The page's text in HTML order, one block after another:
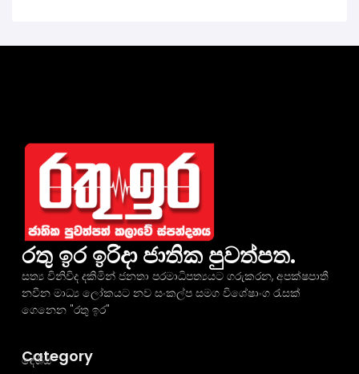
රතු ඉර ඉරිදා ජාතික පුවත්පත.
සත්‍ය විනිවිද දකිමින් ජනතා පරමාධිපත්‍යයට ගරුකරන, අපක්ෂපාතී
නවීන මාධ්‍ය ලෝකයට නව සංකල්ප සමග විශේෂාංග රැසක්
ගෙනෙන "රතු ඉර"
Category
දේශීය